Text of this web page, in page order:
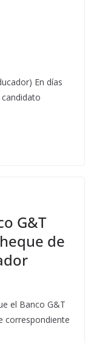
En días
G&T
de
el Banco G&T
correspondiente